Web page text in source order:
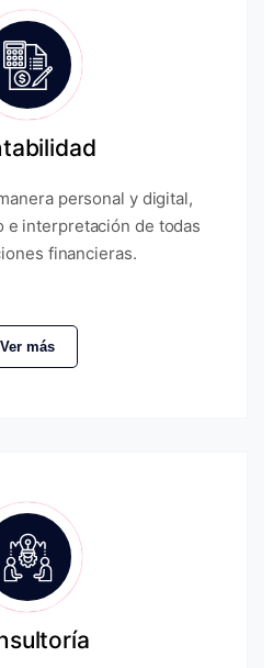
personal y digital,
e interpretación de todas
financieras.
Ver más